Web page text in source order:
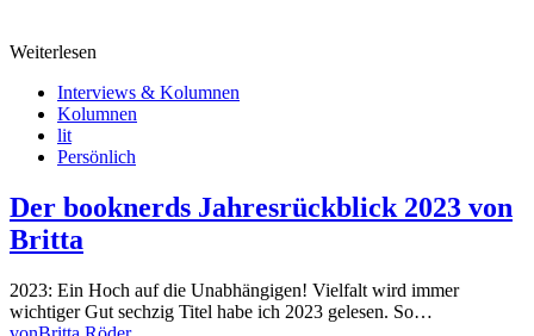
Weiterlesen
Interviews & Kolumnen
Kolumnen
lit
Persönlich
Der booknerds Jahresrückblick 2023 von
Britta
2023: Ein Hoch auf die Unabhängigen! Vielfalt wird immer
wichtiger Gut sechzig Titel habe ich 2023 gelesen. So…